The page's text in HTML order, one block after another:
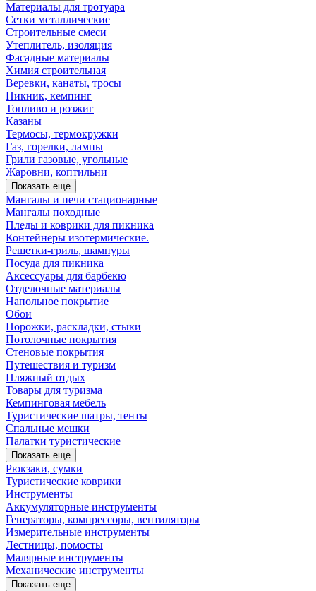
Материалы для тротуара
Сетки металлические
Строительные смеси
Утеплитель, изоляция
Фасадные материалы
Химия строительная
Веревки, канаты, тросы
Пикник, кемпинг
Топливо и розжиг
Казаны
Термосы, термокружки
Газ, горелки, лампы
Грили газовые, угольные
Жаровни, коптильни
Показать еще
Мангалы и печи стационарные
Мангалы походные
Пледы и коврики для пикника
Контейнеры изотермические.
Решетки-гриль, шампуры
Посуда для пикника
Аксессуары для барбекю
Отделочные материалы
Напольное покрытие
Обои
Порожки, раскладки, стыки
Потолочные покрытия
Стеновые покрытия
Путешествия и туризм
Пляжный отдых
Товары для туризма
Кемпинговая мебель
Туристические шатры, тенты
Спальные мешки
Палатки туристические
Показать еще
Рюкзаки, сумки
Туристические коврики
Инструменты
Аккумуляторные инструменты
Генераторы, компрессоры, вентиляторы
Измерительные инструменты
Лестницы, помосты
Малярные инструменты
Механические инструменты
Показать еще